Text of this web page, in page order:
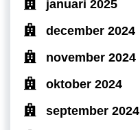
januari 2025
december 2024
november 2024
oktober 2024
september 2024